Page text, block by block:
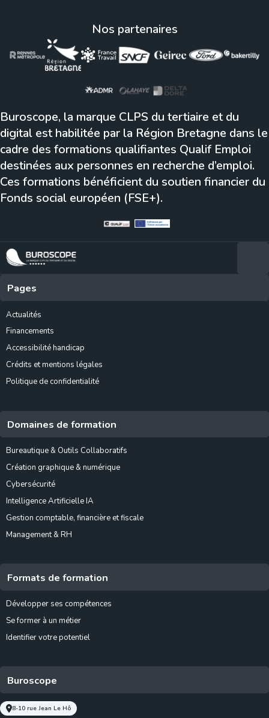
Nos partenaires
Buroscope, la marque CLPS du tertiaire et du
digital est habilitée par la Région Bretagne dans le
cadre des formations qualifiantes Qualif Emploi
destinées aux personnes en recherche d’emploi.
Ces formations bénéficient du soutien financier du
Fonds social européen (FSE+).
Pages
Actualités
Financements
Accessibilité handicap
Crédits et mentions légales
Politique de confidentialité
Domaines de formation
Bureautique & Outils Collaboratifs
Création graphique & numérique
Cybersécurité
Intelligence Artificielle IA
Gestion comptable, financière et fiscale
Management & RH
Formats de formation
Développer ses compétences
Se former à un métier
Identifier votre potentiel
Buroscope
8-10 rue Jean Le Hô